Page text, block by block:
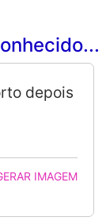
depois
IMAGEM